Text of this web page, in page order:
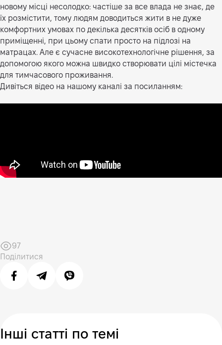
новому місці несолодко: частіше за все влада не знає, де
їх розмістити, тому людям доводиться жити в не дуже
комфортних умовах по декілька десятків осіб в одному
приміщенні, при цьому спати просто на підлозі на
матрацах. Але є сучасне високотехнологічне рішення, за
допомогою якого можна швидко створювати цілі містечка
для тимчасового проживання.
Дивіться відео на нашому каналі за посиланням:
97
Поділитися
Інші статті по темі